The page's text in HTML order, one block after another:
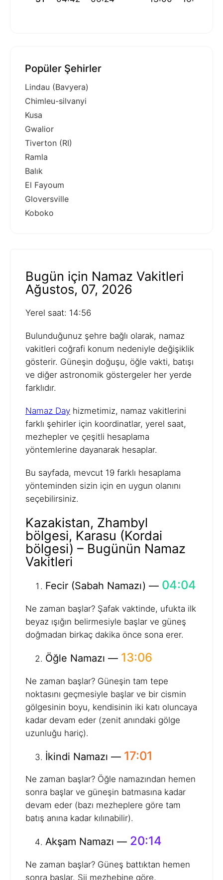
Popüler Şehirler
Lindau (Bavyera)
Chimleu-silvanyi
Kusa
Gwalior
Tiverton (RI)
Ramla
Balık
El Fayoum
Gloversville
Koboko
Bugün için Namaz Vakitleri
Ağustos, 07, 2026
Yerel saat: 14:56
Bulunduğunuz şehre bağlı olarak, namaz
vakitleri coğrafi konum nedeniyle değişiklik
gösterir. Güneşin doğuşu, öğle vakti, batışı
ve diğer astronomik göstergeler her yerde
farklıdır.
Namaz Day hizmetimiz, namaz vakitlerini
farklı şehirler için koordinatlar, yerel saat,
mezhepler ve çeşitli hesaplama
yöntemlerine dayanarak hesaplar.
Bu sayfada, mevcut 19 farklı hesaplama
yönteminden sizin için en uygun olanını
seçebilirsiniz.
Kazakistan, Zhambyl
bölgesi, Karasu (Kordai
bölgesi) – Bugünün Namaz
Vakitleri
Fecir (Sabah Namazı) — 04:04
Ne zaman başlar? Şafak vaktinde, ufukta ilk
beyaz ışığın belirmesiyle başlar ve güneş
doğmadan birkaç dakika önce sona erer.
Öğle Namazı — 13:06
Ne zaman başlar? Güneşin tam tepe
noktasını geçmesiyle başlar ve bir cismin
gölgesinin boyu, kendisinin iki katı oluncaya
kadar devam eder (zenit anındaki gölge
uzunluğu hariç).
İkindi Namazı — 17:01
Ne zaman başlar? Öğle namazından hemen
sonra başlar ve güneşin batmasına kadar
devam eder (bazı mezheplere göre tam
batış anına kadar kılınabilir).
Akşam Namazı — 20:14
Ne zaman başlar? Güneş battıktan hemen
sonra başlar. Şii mezhebine göre,